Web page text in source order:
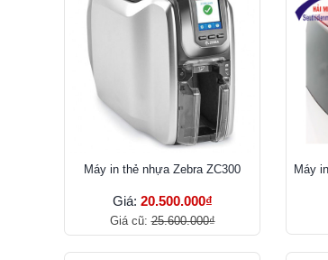
Máy in thẻ nhựa Zebra ZC300
Giá: 20.500.000₫
Giá cũ:25.600.000₫
Máy